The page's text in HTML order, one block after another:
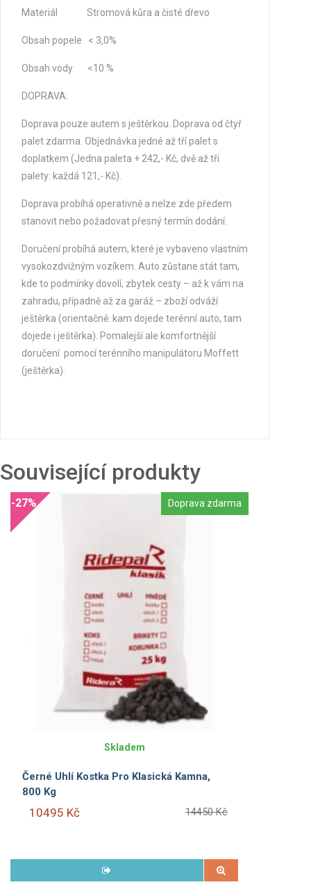
Materiál Stromová kůra a čisté dřevo
Obsah popele < 3,0%
Obsah vody <10 %
DOPRAVA:
Doprava pouze autem s ještěrkou. Doprava od čtyř
palet zdarma. Objednávka jedné až tří palet s
doplatkem (Jedna paleta + 242,- Kč, dvě až tři
palety: každá 121,- Kč).
Doprava probíhá operativně a nelze zde předem
stanovit nebo požadovat přesný termín dodání.
Doručení probíhá autem, které je vybaveno vlastním
vysokozdvižným vozíkem. Auto zůstane stát tam,
kde to podmínky dovolí, zbytek cesty – až k vám na
zahradu, případně až za garáž – zboží odváží
ještěrka (orientačně: kam dojede terénní auto, tam
dojede i ještěrka). Pomalejší ale komfortnější
doručení pomocí terénního manipulátoru Moffett
(ještěrka).
Související produkty
-27% Doprava zdarma
Skladem
Černé Uhlí Kostka Pro Klasická Kamna,
800 Kg
14450 Kč
10495 Kč